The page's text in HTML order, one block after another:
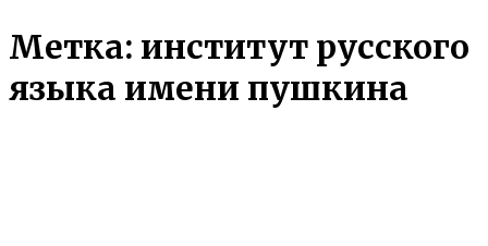
Метка: институт русского
языка имени пушкина